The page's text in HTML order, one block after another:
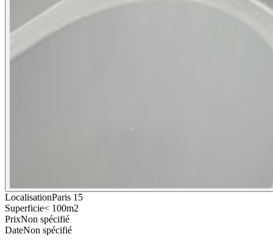
LocalisationParis 15
Superficie< 100m2
PrixNon spécifié
DateNon spécifié